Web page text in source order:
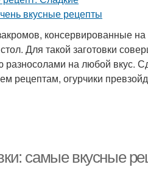
консервированные на
Для такой заготовки
разносолами на любой вкус.
огурчики
самые вкусные